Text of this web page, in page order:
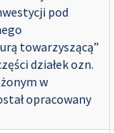
pod
towarzyszącą”
działek ozn.
w
opracowany